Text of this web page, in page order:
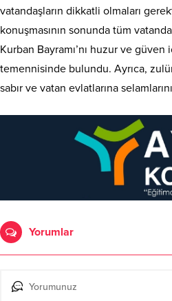
vatandaşların dikkatli olmaları
konuşmasının sonunda tüm
Kurban Bayramı’nı huzur ve
temennisinde bulundu. Ayrıca,
sabır ve vatan evlatlarına
Yorumlar